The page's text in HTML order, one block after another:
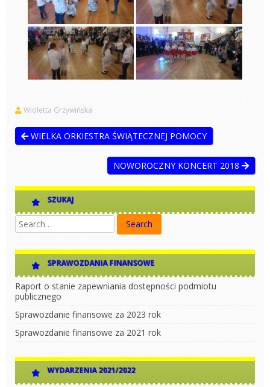
Wioletta Grzywińska
WIELKA ORKIESTRA ŚWIĄTECZNEJ POMOCY
NOWOROCZNY KONCERT 2018
SZUKAJ
SPRAWOZDANIA FINANSOWE
Raport o stanie zapewniania dostępności podmiotu
publicznego
Sprawozdanie finansowe za 2023 rok
Sprawozdanie finansowe za 2021 rok
WYDARZENIA 2021/2022